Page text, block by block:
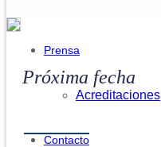
Prensa
Acreditaciones
Contacto
Próxima fecha